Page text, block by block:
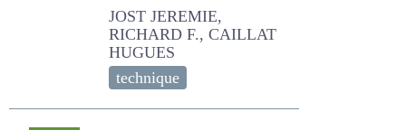
JOST JEREMIE, RICHARD F.,
CAILLAT HUGUES
technique
#259